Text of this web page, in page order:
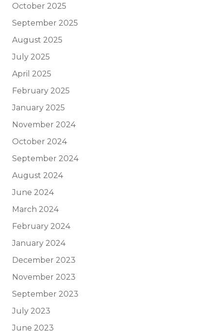
October 2025
September 2025
August 2025
July 2025
April 2025
February 2025
January 2025
November 2024
October 2024
September 2024
August 2024
June 2024
March 2024
February 2024
January 2024
December 2023
November 2023
September 2023
July 2023
June 2023